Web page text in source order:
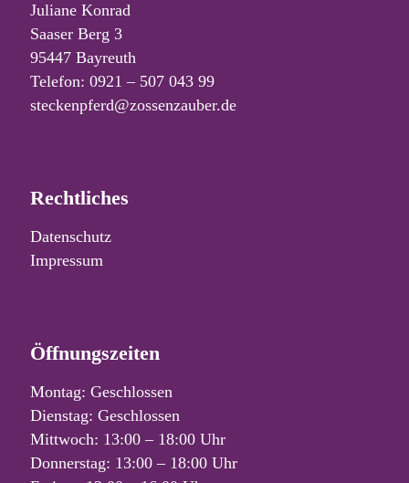
Juliane Konrad
Saaser Berg 3
95447 Bayreuth
Telefon: 0921 – 507 043 99
steckenpferd@zossenzauber.de
Rechtliches
Datenschutz
Impressum
Öffnungszeiten
Montag: Geschlossen
Dienstag: Geschlossen
Mittwoch: 13:00 – 18:00 Uhr
Donnerstag: 13:00 – 18:00 Uhr